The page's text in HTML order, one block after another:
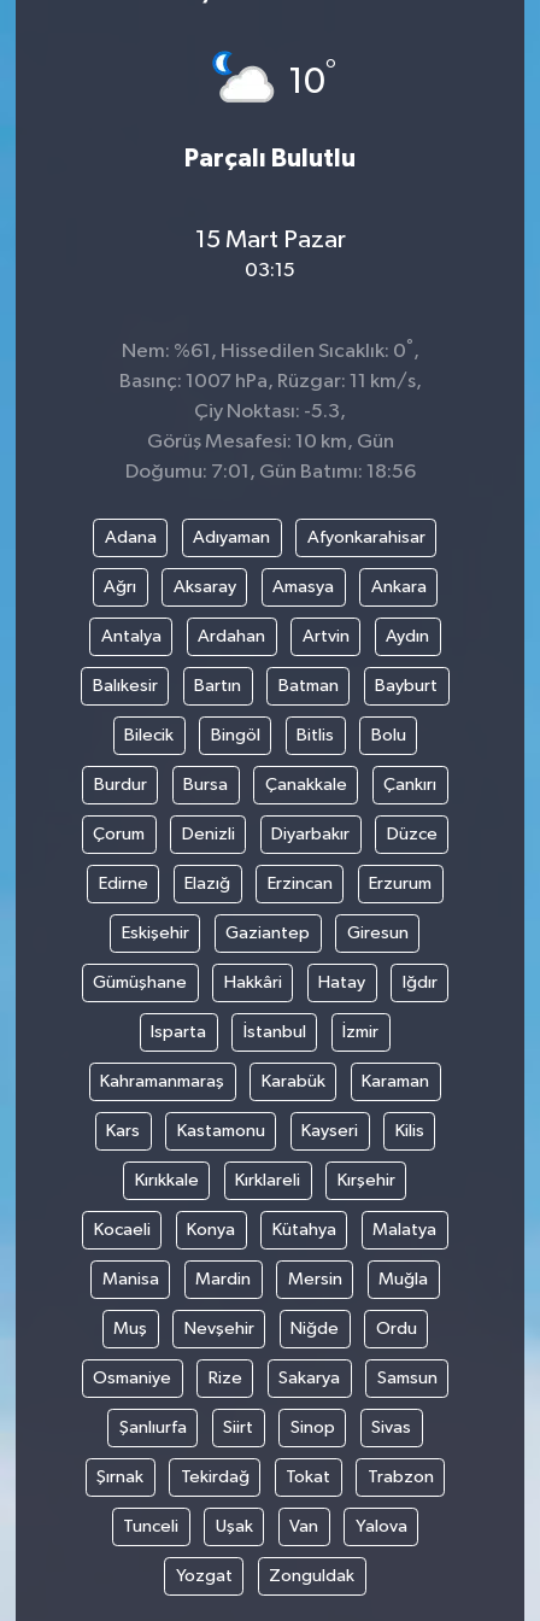
10°
Parçalı Bulutlu
15 Mart Pazar
03:15
Nem: %61, Hissedilen Sıcaklık: 0° ,
Basınç: 1007 hPa, Rüzgar: 11 km/s,
Çiy Noktası: -5.3,
Görüş Mesafesi: 10 km, Gün
Doğumu: 7:01, Gün Batımı: 18:56
Adana Adıyaman Afyonkarahisar
Ağrı Aksaray Amasya Ankara
Antalya Ardahan Artvin Aydın
Balıkesir Bartın Batman Bayburt
Bilecik Bingöl Bitlis Bolu
Burdur Bursa Çanakkale Çankırı
Çorum Denizli Diyarbakır Düzce
Edirne Elazığ Erzincan Erzurum
Eskişehir Gaziantep Giresun
Gümüşhane Hakkâri Hatay Iğdır
Isparta İstanbul İzmir
Kahramanmaraş Karabük Karaman
Kars Kastamonu Kayseri Kilis
Kırıkkale Kırklareli Kırşehir
Kocaeli Konya Kütahya Malatya
Manisa Mardin Mersin Muğla
Muş Nevşehir Niğde Ordu
Osmaniye Rize Sakarya Samsun
Şanlıurfa Siirt Sinop Sivas
Şırnak Tekirdağ Tokat Trabzon
Tunceli Uşak Van Yalova
Yozgat Zonguldak
SİVİL TOPLUM
SOSYAL YAŞAM
ULUSAL HABERLER